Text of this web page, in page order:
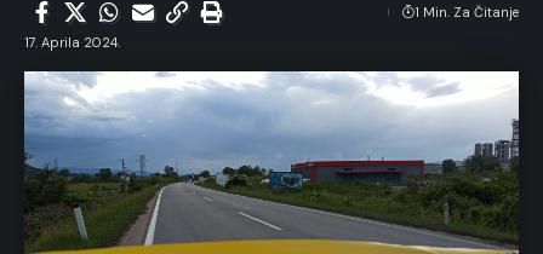
17. Aprila 2024.
1 Min. Za Čitanje